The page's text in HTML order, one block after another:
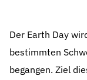
Der Earth Day
bestimmten
begangen. Ziel